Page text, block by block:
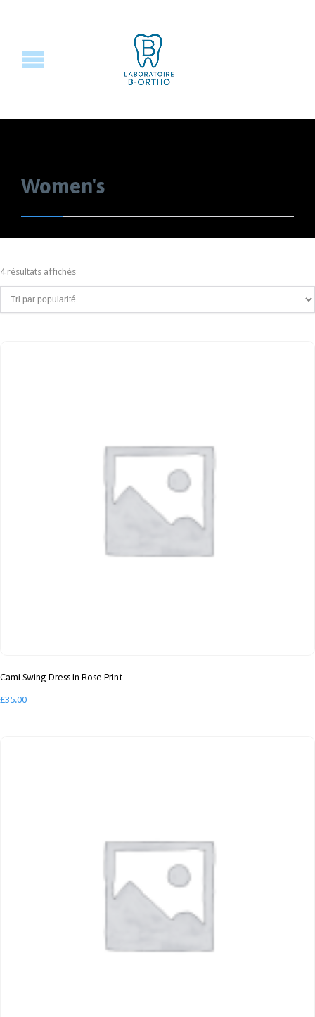
Women's
4 résultats affichés
Cami Swing Dress In Rose Print
£35.00